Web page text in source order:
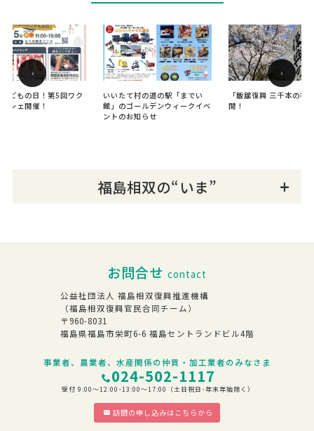
どもの日！第5回ワク
シェ開催！
いいたて村の道の駅「までい
館」のゴールデンウィークイベ
ントのお知らせ
「飯舘復興 三千本の桜
開！
‹ ›
福島相双の“いま”
お問合せ contact
公益社団法人 福島相双復興推進機構
（福島相双復興官民合同チーム）
〒960-8031
福島県福島市栄町6-6 福島セントランドビル4階
事業者、農業者、水産関係の仲買・加工業者のみなさま
024-502-1117
受付 9:00～12:00･13:00～17:00（土日祝日･年末年始除く）
訪問の申し込みはこちらから